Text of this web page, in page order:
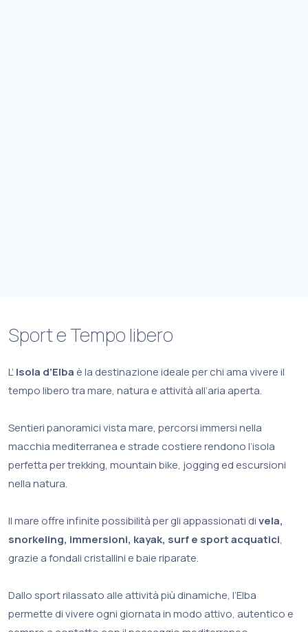
Sport e Tempo libero
L’Isola d’Elba è la destinazione ideale per chi ama vivere il
tempo libero tra mare, natura e attività all’aria aperta.
Sentieri panoramici vista mare, percorsi immersi nella
macchia mediterranea e strade costiere rendono l’isola
perfetta per trekking, mountain bike, jogging ed escursioni
nella natura.
Il mare offre infinite possibilità per gli appassionati divela,
snorkeling, immersioni, kayak, surf e sport acquatici,
grazie a fondali cristallini e baie riparate.
Dallo sport rilassato alle attività più dinamiche, l’Elba
permette di vivere ogni giornata in modo attivo, autentico e